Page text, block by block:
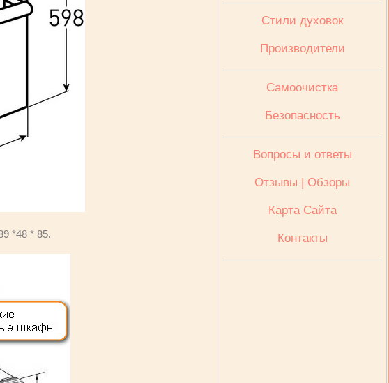
*48 * 85.
Стили духовок
Производители
Cамоочистка
Безопасность
Вопросы и ответы
Отзывы | Обзоры
Карта Сайта
Контакты